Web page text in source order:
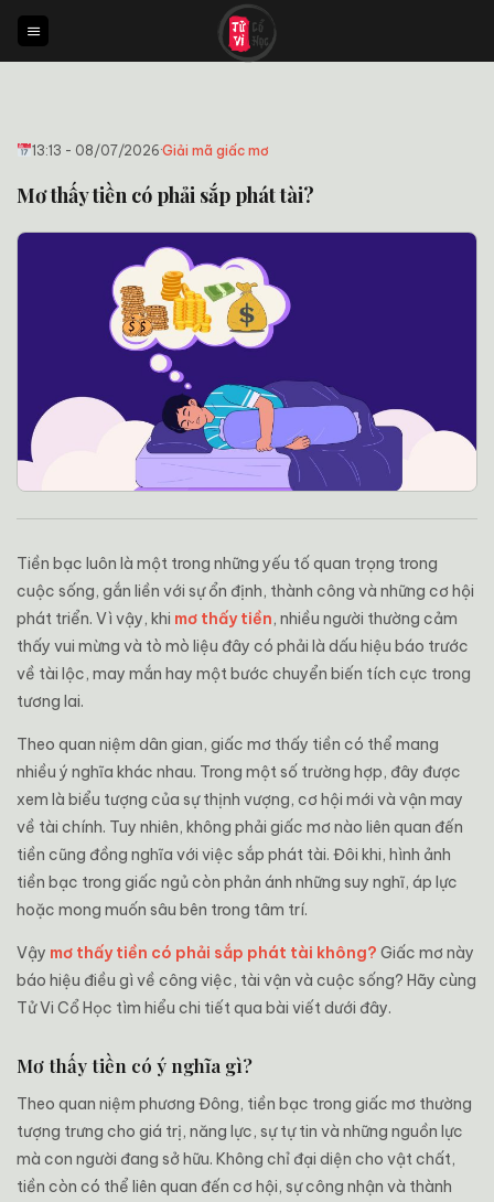
qua
nội
13:13 - 08/07/2026·Giải mã giấc mơ
Mơ thấy tiền có phải sắp phát tài?
Tiền bạc luôn là một trong những yếu tố quan trọng trong
cuộc sống, gắn liền với sự ổn định, thành công và những cơ hội
phát triển. Vì vậy, khi mơ thấy tiền, nhiều người thường cảm
thấy vui mừng và tò mò liệu đây có phải là dấu hiệu báo trước
về tài lộc, may mắn hay một bước chuyển biến tích cực trong
tương lai.
Theo quan niệm dân gian, giấc mơ thấy tiền có thể mang
nhiều ý nghĩa khác nhau. Trong một số trường hợp, đây được
xem là biểu tượng của sự thịnh vượng, cơ hội mới và vận may
về tài chính. Tuy nhiên, không phải giấc mơ nào liên quan đến
tiền cũng đồng nghĩa với việc sắp phát tài. Đôi khi, hình ảnh
tiền bạc trong giấc ngủ còn phản ánh những suy nghĩ, áp lực
hoặc mong muốn sâu bên trong tâm trí.
Vậy mơ thấy tiền có phải sắp phát tài không? Giấc mơ này
báo hiệu điều gì về công việc, tài vận và cuộc sống? Hãy cùng
Tử Vi Cổ Học tìm hiểu chi tiết qua bài viết dưới đây.
Mơ thấy tiền có ý nghĩa gì?
Theo quan niệm phương Đông, tiền bạc trong giấc mơ thường
tượng trưng cho giá trị, năng lực, sự tự tin và những nguồn lực
mà con người đang sở hữu. Không chỉ đại diện cho vật chất,
tiền còn có thể liên quan đến cơ hội, sự công nhận và thành